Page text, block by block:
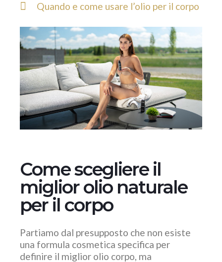
Quando e come usare l’olio per il corpo
Come scegliere il
miglior olio naturale
per il corpo
Partiamo dal presupposto che non esiste
una formula cosmetica specifica per
definire il miglior olio corpo, ma